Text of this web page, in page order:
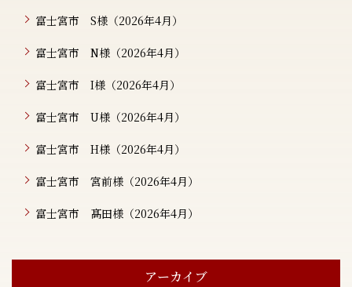
富士宮市 S様（2026年4月）
富士宮市 N様（2026年4月）
富士宮市 I様（2026年4月）
富士宮市 U様（2026年4月）
富士宮市 H様（2026年4月）
富士宮市 宮前様（2026年4月）
富士宮市 髙田様（2026年4月）
アーカイブ